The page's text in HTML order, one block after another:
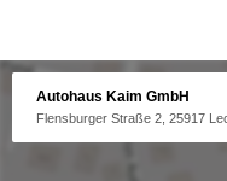
Autohaus Kaim GmbH
Flensburger Straße 2, 25917